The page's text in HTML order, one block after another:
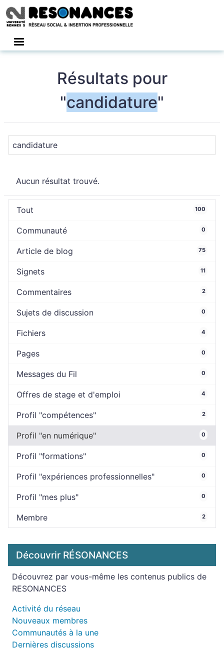
Résultats pour
"candidature"
Aucun résultat trouvé.
Tout 100
Communauté 0
Article de blog 75
Signets 11
Commentaires 2
Sujets de discussion 0
Fichiers 4
Pages 0
Messages du Fil 0
Offres de stage et d'emploi 4
Profil "compétences" 2
Profil "en numérique" 0
Profil "formations" 0
Profil "expériences professionnelles" 0
Profil "mes plus" 0
Membre 2
Découvrir RÉSONANCES
Découvrez par vous-même les contenus publics de
RESONANCES
Activité du réseau
Nouveaux membres
Communautés à la une
Dernières discussions